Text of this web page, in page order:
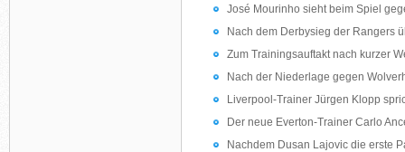
José Mourinho sieht beim Spiel
Nach dem Derbysieg der Rangers
Zum Trainingsauftakt nach kurzer
Nach der Niederlage gegen
Liverpool-Trainer Jürgen Klopp
Der neue Everton-Trainer Carlo
Nachdem Dusan Lajovic die erste